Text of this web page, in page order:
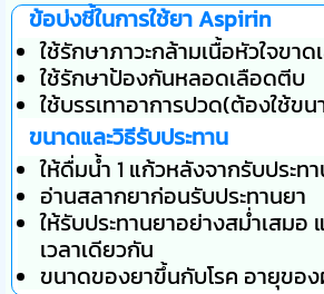
ข้อบ่งชี้ในการใช้ยา Aspirin
ใช้รักษาภาวะกล้ามเนื้อหัวใจขา
ใช้รักษาป้องกันหลอดเลือดตีบ
ใช้บรรเทาอาการปวด(ต้องใช้ข
ขนาดและวิธีรับประทาน
ให้ดื่มน้ำ 1 แก้วหลังจากรับประท
อ่านสลากยาก่อนรับประทานยา
ให้รับประทานยาอย่างสม่ำเสมอ
เวลาเดียวกัน
ขนาดของยาขึ้นกับโรค อายุขอ